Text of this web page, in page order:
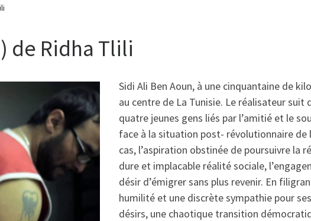
de Ridha Tlili
Sidi Ali Ben Aoun, à une cinquantaine de
au centre de La Tunisie. Le réalisateur suit
quatre jeunes gens liés par l’amitié et le
face à la situation post- révolutionnaire de
cas, l’aspiration obstinée de poursuivre la
dure et implacable réalité sociale,
désir d’émigrer sans plus revenir. En
humilité et une discrète sympathie pour
désirs, une chaotique transition